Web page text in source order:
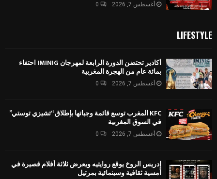
أغسطس 7, 2026 0
LIFESTYLE
أكادير تحتضن الدورة الرابعة لمهرجان IMINIG احتفاء
بمائة عام من الهجرة المغربية
أغسطس 7, 2026 0
KFC المغرب توسع قائمة وجباتها بإطلاق “تشيزي توستي”
في السوق المغربية
أغسطس 7, 2026 0
إدريس الروخ يوقع روايتيه ويعرض ثلاثة أفلام قصيرة في
أمسية ثقافية وسينمائية بمرتيل